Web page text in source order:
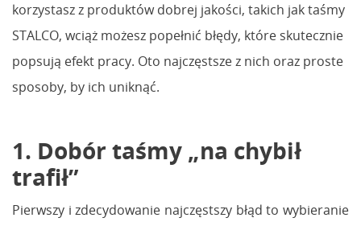
korzystasz z produktów dobrej jakości, takich jak taśmy
STALCO, wciąż możesz popełnić błędy, które skutecznie
popsują efekt pracy. Oto najczęstsze z nich oraz proste
sposoby, by ich uniknąć.
1. Dobór taśmy „na chybił
trafił”
Pierwszy i zdecydowanie najczęstszy błąd to wybieranie